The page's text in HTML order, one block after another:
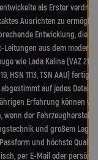
als Erster
Ausrichten zu
Entwicklung, die
aus dem
wie Lada Kalina (VAZ
HSN 1113, TSN AAU)
auf jedes Detail.
Erfahrung können
wenn der
und großem
und höchste
per E-Mail oder